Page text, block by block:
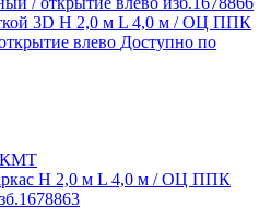
3D H 2,0 м L 4,0 м / ОЦ ППК
влево Доступно по